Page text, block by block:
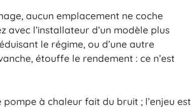
aucun emplacement ne coche
avec l’installateur d’un modèle plus
le régime, ou d’une autre
étouffe le rendement : ce n’est
à chaleur fait du bruit ; l’enjeu est